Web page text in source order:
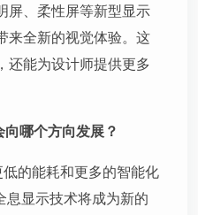
屏、柔性屏等新型显示
来全新的视觉体验。这
还能为设计师提供更多
哪个方向发展？
的能耗和更多的智能化
息显示技术将成为新的